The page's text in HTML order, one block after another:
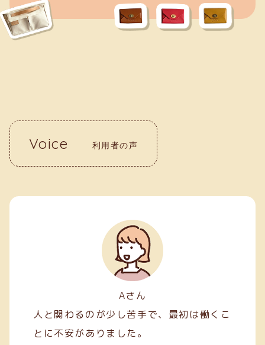
Voice 利用者の声
Aさん
人と関わるのが少し苦手で、最初は働くこ
とに不安がありました。